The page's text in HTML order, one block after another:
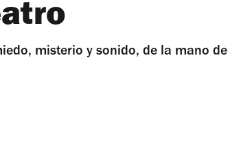
misterio y sonido, de la mano de